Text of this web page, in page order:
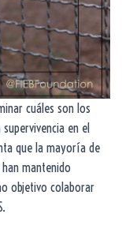
cuáles son los
en el
que la mayoría de
mantenido
objetivo colaborar